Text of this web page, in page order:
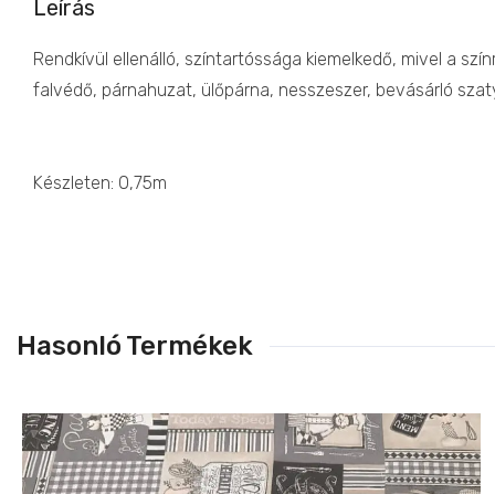
Leírás
Rendkívül ellenálló, színtartóssága kiemelkedő, mivel a
falvédő, párnahuzat, ülőpárna, nesszeszer, bevásárló
Készleten: 0,75m
Hasonló Termékek